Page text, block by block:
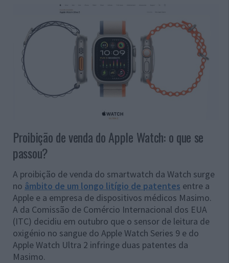
Proibição de venda do Apple Watch: o que se
passou?
A proibição de venda do smartwatch da Watch surge
no âmbito de um longo litígio de patentes entre a
Apple e a empresa de dispositivos médicos Masimo.
A da Comissão de Comércio Internacional dos EUA
(ITC) decidiu em outubro que o sensor de leitura de
oxigénio no sangue do Apple Watch Series 9 e do
Apple Watch Ultra 2 infringe duas patentes da
Masimo.